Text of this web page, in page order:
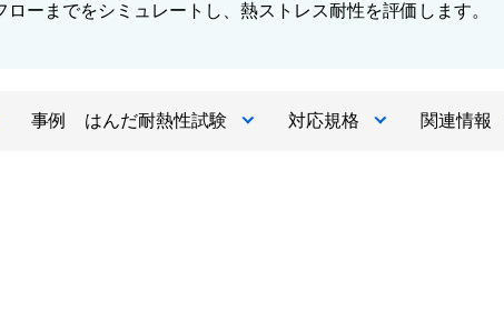
ーまでをシミュレートし、熱ストレス耐性を評価します。
事例 はんだ耐熱性試験 対応規格 関連情報